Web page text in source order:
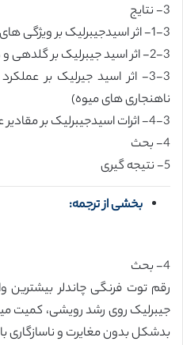
3- نتایج
1-3- اثر اسیدجیبرلیک بر ویژگی های رویشی
2-3- اثر اسید جیبرلیک بر گلدهی و دوره برداشت
3-3- اثر اسید جیرلیک بر
ناهنجاری های میوه)
4-3- اثرات اسیدجیبرلیک بر مقادیر عصاره و پارامترهای کیفی میوه
4- بحث
5- نتیجه گیری
بخشی از ترجمه:
4- بحث
رقم توت فرنگی چاندلر
جیبرلیک روی رشد رویشی، کمیت
بدشکل بدون مغایرت و ناسازگاری